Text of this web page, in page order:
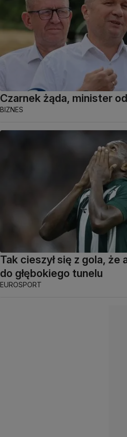
Czarnek żąda, minister
BIZNES
Tak cieszył się z gola, że
do głębokiego tunelu
EUROSPORT